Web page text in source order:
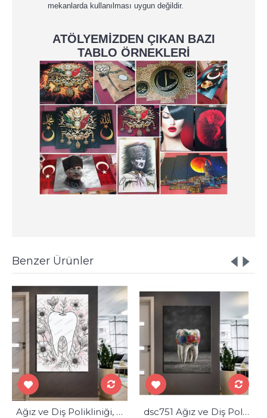
mekanlarda kullanılması uygun değildir.
ATÖLYEMİZDEN ÇIKAN BAZI
TABLO ÖRNEKLERİ
Benzer Ürünler
Ağız ve Diş Polikliniği, Dişçi Tabloları Dekoratif Diş, Dekoratif Dişçi, Dişçi Dekorasyonu dsc229
dsc751 Ağız ve Diş Polikliniği, Dişçi Tabloları, Diş Hekimi, Renkli Çiçekler Tablo